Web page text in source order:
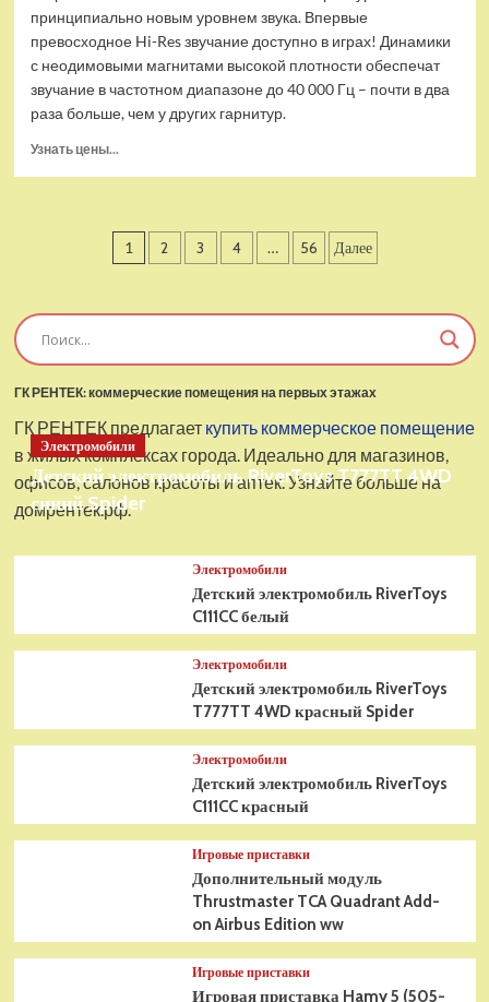
принципиально новым уровнем звука. Впервые
превосходное Hi-Res звучание доступно в играх! Динамики
с неодимовыми магнитами высокой плотности обеспечат
звучание в частотном диапазоне до 40 000 Гц – почти в два
раза больше, чем у других гарнитур.
Узнать цены...
наушники
Arctis
Пагинация
1 2 3 4 … 56 Далее
ГК РЕНТЕК: коммерческие помещения на первых этажах
ГК РЕНТЕК предлагает купить коммерческое помещение
в жилых комплексах города. Идеально для магазинов,
офисов, салонов красоты и аптек. Узнайте больше на
домрентек.рф.
Электромобили
Детский электромобиль RiverToys T777TT 4WD
синий Spider
Электромобили
Детский электромобиль RiverToys
C111CC белый
Электромобили
Детский электромобиль RiverToys
T777TT 4WD красный Spider
Электромобили
Детский электромобиль RiverToys
C111CC красный
Игровые приставки
Дополнительный модуль
Thrustmaster TCA Quadrant Add-
on Airbus Edition ww
Игровые приставки
Игровая приставка Hamy 5 (505-